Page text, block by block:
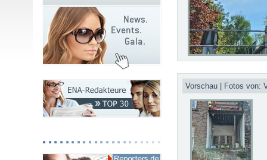
Vorschau | Fotos von: